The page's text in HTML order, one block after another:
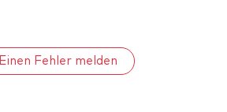
Einen Fehler melden